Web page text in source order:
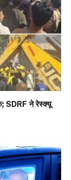
SDRF ने रेस्क्यू